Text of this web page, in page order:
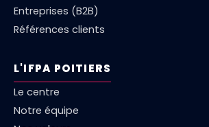
Entreprises (B2B)
Références clients
L'IFPA POITIERS
Le centre
Notre équipe